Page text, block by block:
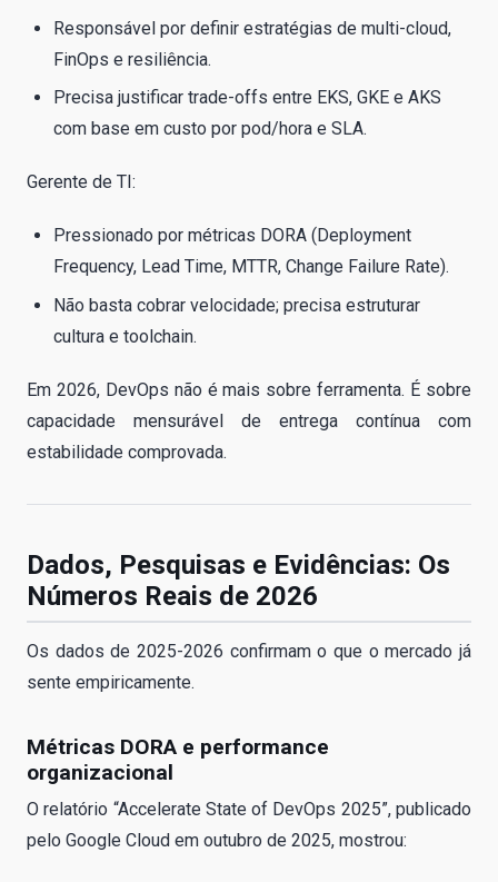
Responsável por definir estratégias de multi-cloud,
FinOps e resiliência.
Precisa justificar trade-offs entre EKS, GKE e AKS
com base em custo por pod/hora e SLA.
Gerente de TI:
Pressionado por métricas DORA (Deployment
Frequency, Lead Time, MTTR, Change Failure Rate).
Não basta cobrar velocidade; precisa estruturar
cultura e toolchain.
Em 2026, DevOps não é mais sobre ferramenta. É sobre
capacidade mensurável de entrega contínua com
estabilidade comprovada.
Dados, Pesquisas e Evidências: Os
Números Reais de 2026
Os dados de 2025-2026 confirmam o que o mercado já
sente empiricamente.
Métricas DORA e performance
organizacional
O relatório “Accelerate State of DevOps 2025”, publicado
pelo Google Cloud em outubro de 2025, mostrou: